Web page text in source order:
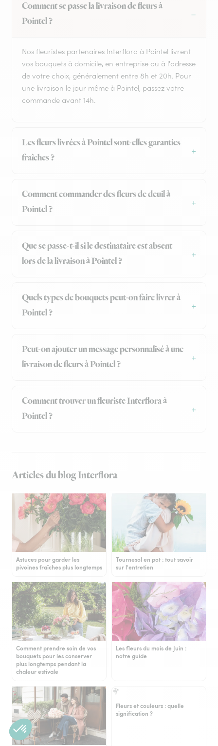
Comment se passe la livraison de fleurs à
Pointel ?
Nos fleuristes partenaires Interflora à Pointel livrent
vos bouquets à domicile, en entreprise ou à l'adresse
de votre choix, généralement entre 8h et 20h. Pour
une livraison le jour même à Pointel, passez votre
commande avant 14h.
Les fleurs livrées à Pointel sont-elles garanties
fraîches ?
Comment commander des fleurs de deuil à
Pointel ?
Que se passe-t-il si le destinataire est absent
lors de la livraison à Pointel ?
Quels types de bouquets peut-on faire livrer à
Pointel ?
Peut-on ajouter un message personnalisé à une
livraison de fleurs à Pointel ?
Comment trouver un fleuriste Interflora à
Pointel ?
Articles du blog Interflora
Astuces pour garder les
pivoines fraîches plus longtemps
Tournesol en pot : tout savoir
sur l'entretien
Comment prendre soin de vos
bouquets pour les conserver
plus longtemps pendant la
chaleur estivale
Les fleurs du mois de Juin :
notre guide
Fleurs et couleurs : quelle
signification ?